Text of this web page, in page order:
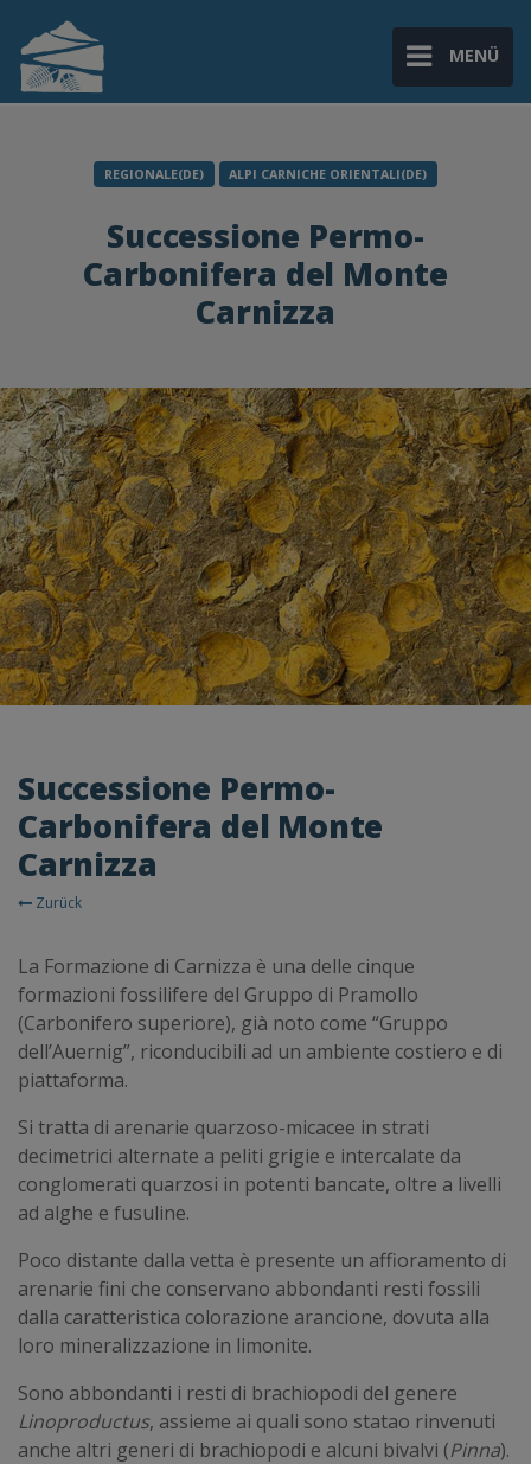
MENÜ
REGIONALE(DE) ALPI CARNICHE ORIENTALI(DE)
Successione Permo-
Carbonifera del Monte
Carnizza
Successione Permo-
Carbonifera del Monte
Carnizza
Zurück
La Formazione di Carnizza è una delle cinque
formazioni fossilifere del Gruppo di Pramollo
(Carbonifero superiore), già noto come “Gruppo
dell’Auernig”, riconducibili ad un ambiente costiero e di
piattaforma.
Si tratta di arenarie quarzoso-micacee in strati
decimetrici alternate a peliti grigie e intercalate da
conglomerati quarzosi in potenti bancate, oltre a livelli
ad alghe e fusuline.
Poco distante dalla vetta è presente un affioramento di
arenarie fini che conservano abbondanti resti fossili
dalla caratteristica colorazione arancione, dovuta alla
loro mineralizzazione in limonite.
Sono abbondanti i resti di brachiopodi del genere
Linoproductus, assieme ai quali sono statao rinvenuti
anche altri generi di brachiopodi e alcuni bivalvi (Pinna).